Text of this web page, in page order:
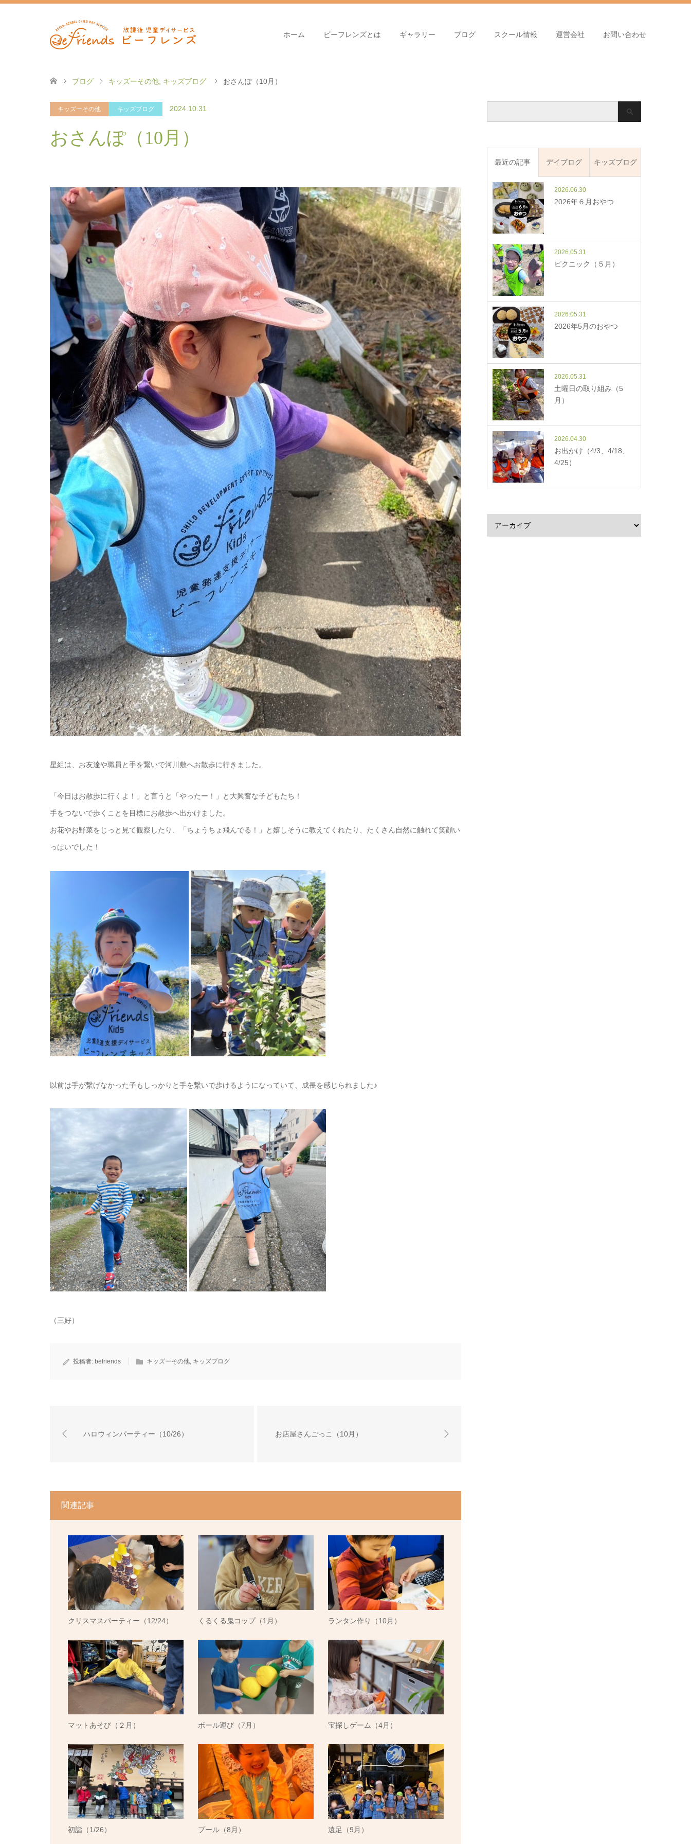
ホーム ビーフレンズとは ギャラリー ブログ スクール情報 運営会社 お問い合わせ
ブログ キッズーその他 キッズブログ おさんぽ（10月）
キッズーその他 キッズブログ 2024.10.31
おさんぽ（10月）
星組は、お友達や職員と手を繋いで河川敷へお散歩に行きました。
「今日はお散歩に行くよ！」と言うと「やったー！」と大興奮な子どもたち！
手をつないで歩くことを目標にお散歩へ出かけました。
お花やお野菜をじっと見て観察したり、「ちょうちょ飛んでる！」と嬉しそうに教えてくれたり、たくさん自然に触れて笑顔い
っぱいでした！
以前は手が繋げなかった子もしっかりと手を繋いで歩けるようになっていて、成長を感じられました♪
（三好）
投稿者: befriends キッズーその他, キッズブログ
ハロウィンパーティー（10/26） お店屋さんごっこ（10月）
関連記事
クリスマスパーティー（12/24） くるくる鬼コップ（1月） ランタン作り（10月）
マットあそび（２月） ボール運び（7月） 宝探しゲーム（4月）
初詣（1/26） プール（8月） 遠足（9月）
最近の記事 デイブログ キッズブログ
2026.06.30
2026年６月おやつ
2026.05.31
ピクニック（５月）
2026.05.31
2026年5月のおやつ
2026.05.31
土曜日の取り組み（5
月）
2026.04.30
お出かけ（4/3、4/18、
4/25）